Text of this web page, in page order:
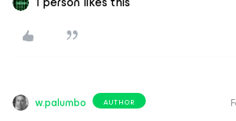
w.palumbo AUTHOR